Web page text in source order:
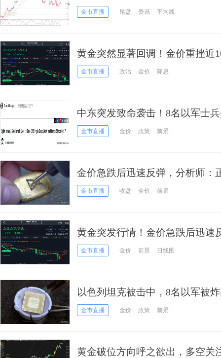
还有逾2%大跌空间
金市直播 尾盘 资讯 平均线
黄金突然显著回调！金价重挫近
价技术分析
金市直播 政治 金价 降息
中东突发致命袭击！8名以军士
袭如何交易黄金
金市直播 金价 政策 前景
金价急跌后迅速反弹，分析师：
态，仍有可能跌至2100
金市直播 收盘 金价 前景
黄金突发行情！金价急跌后迅速
前景 投资者如何获利了结？
金市直播 金价 前景 日线图
以色列坦克被击中，8名以军被
50日均线阻力和“恐怖数据”
金市直播 金价 政策 前景
黄金破位方向呼之欲出，多空关